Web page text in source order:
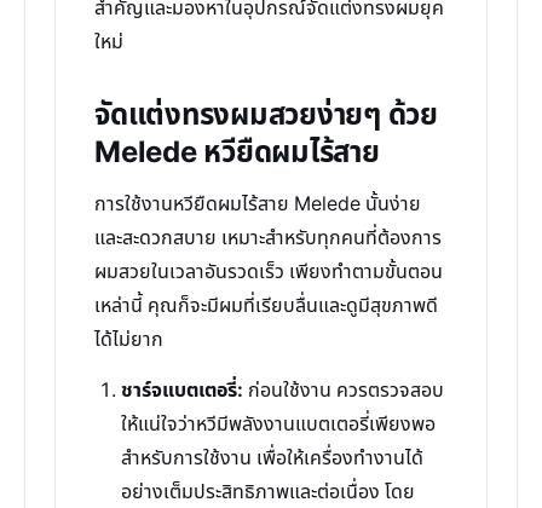
สำคัญและมองหาในอุปกรณ์จัดแต่งทรงผมยุค
ใหม่
จัดแต่งทรงผมสวยง่ายๆ ด้วย
Melede หวียืดผมไร้สาย
การใช้งานหวียืดผมไร้สาย Melede นั้นง่าย
และสะดวกสบาย เหมาะสำหรับทุกคนที่ต้องการ
ผมสวยในเวลาอันรวดเร็ว เพียงทำตามขั้นตอน
เหล่านี้ คุณก็จะมีผมที่เรียบลื่นและดูมีสุขภาพดี
ได้ไม่ยาก
ชาร์จแบตเตอรี่: ก่อนใช้งาน ควรตรวจสอบ
ให้แน่ใจว่าหวีมีพลังงานแบตเตอรี่เพียงพอ
สำหรับการใช้งาน เพื่อให้เครื่องทำงานได้
อย่างเต็มประสิทธิภาพและต่อเนื่อง โดย